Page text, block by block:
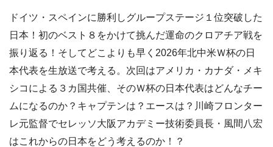
ドイツ・スペインに勝利しグループステージ１位突破した
日本！初のベスト８をかけて挑んだ運命のクロアチア戦を
振り返る！そしてどこよりも早く2026年北中米Ｗ杯の日
本代表を生放送で考える。次回はアメリカ・カナダ・メキ
シコによる３カ国共催、そのＷ杯の日本代表はどんなチー
ムになるのか？キャプテンは？エースは？川崎フロンター
レ元監督でセレッソ大阪アカデミー技術委員長・風間八宏
はこれからの日本をどう考えるのか！？